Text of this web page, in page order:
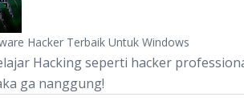
Hacker Terbaik Untuk Windows
Hacking seperti hacker
ga nanggung!